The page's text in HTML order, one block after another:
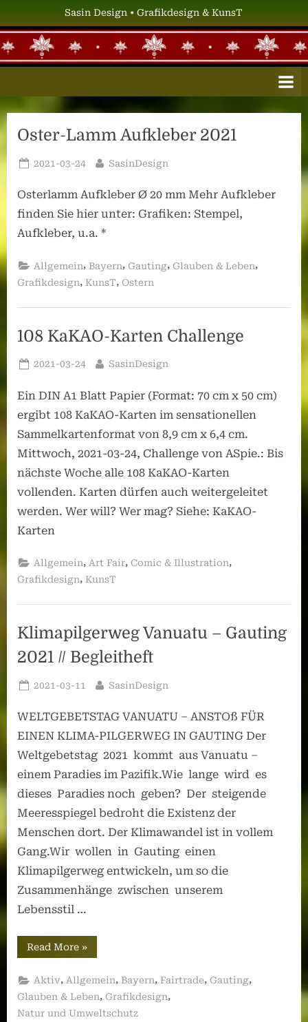
to
content
Sasin Design • Grafikdesign & KunsT
S
S
N
D
S
N
Grafikdesign
&
Oster-Lamm Aufkleber 2021
Posted
2021-03-24 By
SasinDesign
Osterlamm Aufkleber Ø 20 mm Mehr Aufkleber
finden Sie hier unter: Grafiken: Stempel,
Aufkleber, u.a. *
Allgemein, Bayern, Gauting, Glauben & Leben,
Grafikdesign, KunsT, Ostern
108 KaKAO-Karten Challenge
Posted
2021-03-24 By
SasinDesign
Ein DIN A1 Blatt Papier (Format: 70 cm x 50 cm)
ergibt 108 KaKAO-Karten im sensationellen
Sammelkartenformat von 8,9 cm x 6,4 cm.
Mittwoch, 2021-03-24, Challenge von ASpie.: Bis
nächste Woche alle 108 KaKAO-Karten
vollenden. Karten dürfen auch weitergeleitet
werden. Wer will? Wer mag? Siehe: KaKAO-
Karten
Allgemein, Art Fair, Comic & Illustration,
Grafikdesign, KunsT
Klimapilgerweg Vanuatu – Gauting
2021 // Begleitheft
Posted
2021-03-11 By
SasinDesign
WELTGEBETSTAG VANUATU – ANSTOß FÜR
EINEN KLIMA-PILGERWEG IN GAUTING Der
Weltgebetstag 2021 kommt aus Vanuatu –
einem Paradies im Pazifik.Wie lange wird es
dieses Paradies noch geben? Der steigende
Meeresspiegel bedroht die Existenz der
Menschen dort. Der Klimawandel ist in vollem
Gang.Wir wollen in Gauting einen
Klimapilgerweg entwickeln, um so die
Zusammenhänge zwischen unserem
Lebensstil …
Read More“Klimapilgerweg
Vanuatu
Gauting
2021
//
Begleitheft”
»
Aktiv, Allgemein, Bayern, Fairtrade, Gauting,
Glauben & Leben, Grafikdesign,
Natur und Umweltschutz